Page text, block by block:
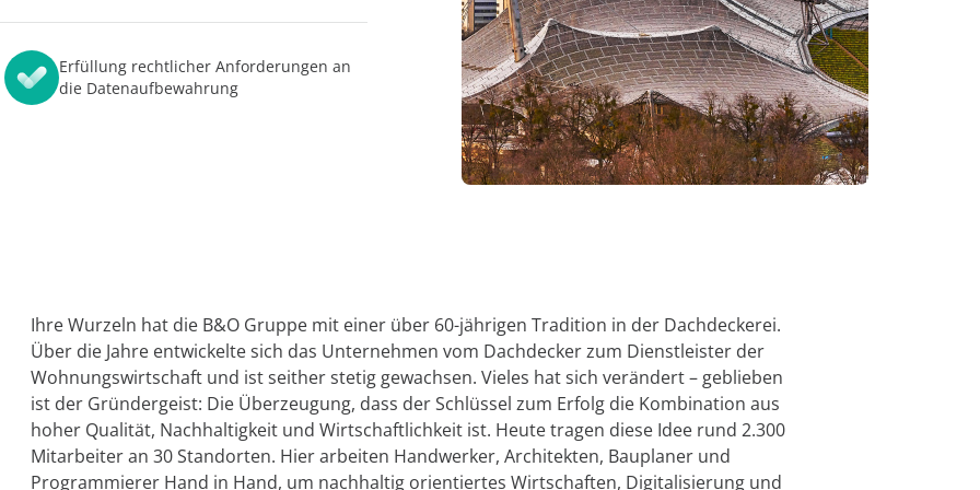
Akzeptanz
Sicherer Datenschutz für
Geschäftskontinuität
Information Lifecycle Management
SaaS-Management & Betrieb
Modernes Sitzungsmanagement
beschleunigen.
Robuste Zugriffsverwaltung
Strukturierte Cloud-Steuerung
Bessere Einblicke und Kontrolle für Ihre
Microsoft Cloud-Lizenzen
Erkenntnisse zu gewinnen.
Mehr über
Confidence
Platform
erfahren
Alle Ressourcen anzeigen
Erfüllung rechtlicher Anforderungen an
die Datenaufbewahrung
Ihre Wurzeln hat die B&O Gruppe mit einer über 60-jährigen Tradition in der Dachdeckerei.
Über die Jahre entwickelte sich das Unternehmen vom Dachdecker zum Dienstleister der
Wohnungswirtschaft und ist seither stetig gewachsen. Vieles hat sich verändert – geblieben
ist der Gründergeist: Die Überzeugung, dass der Schlüssel zum Erfolg die Kombination aus
hoher Qualität, Nachhaltigkeit und Wirtschaftlichkeit ist. Heute tragen diese Idee rund 2.300
Mitarbeiter an 30 Standorten. Hier arbeiten Handwerker, Architekten, Bauplaner und
Programmierer Hand in Hand, um nachhaltig orientiertes Wirtschaften, Digitalisierung und